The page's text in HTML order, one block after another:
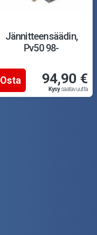
Jännitteensäädin,
Pv50 98-
Osta 94,90 €
Kysysaatavuutta